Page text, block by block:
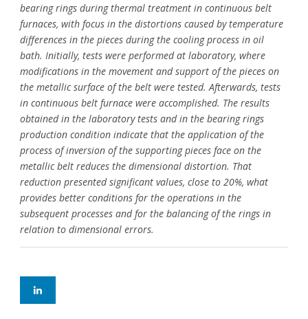
bearing rings during thermal treatment in continuous belt
furnaces, with focus in the distortions caused by temperature
differences in the pieces during the cooling process in oil
bath. Initially, tests were performed at laboratory, where
modifications in the movement and support of the pieces on
the metallic surface of the belt were tested. Afterwards, tests
in continuous belt furnace were accomplished. The results
obtained in the laboratory tests and in the bearing rings
production condition indicate that the application of the
process of inversion of the supporting pieces face on the
metallic belt reduces the dimensional distortion. That
reduction presented significant values, close to 20%, what
provides better conditions for the operations in the
subsequent processes and for the balancing of the rings in
relation to dimensional errors.